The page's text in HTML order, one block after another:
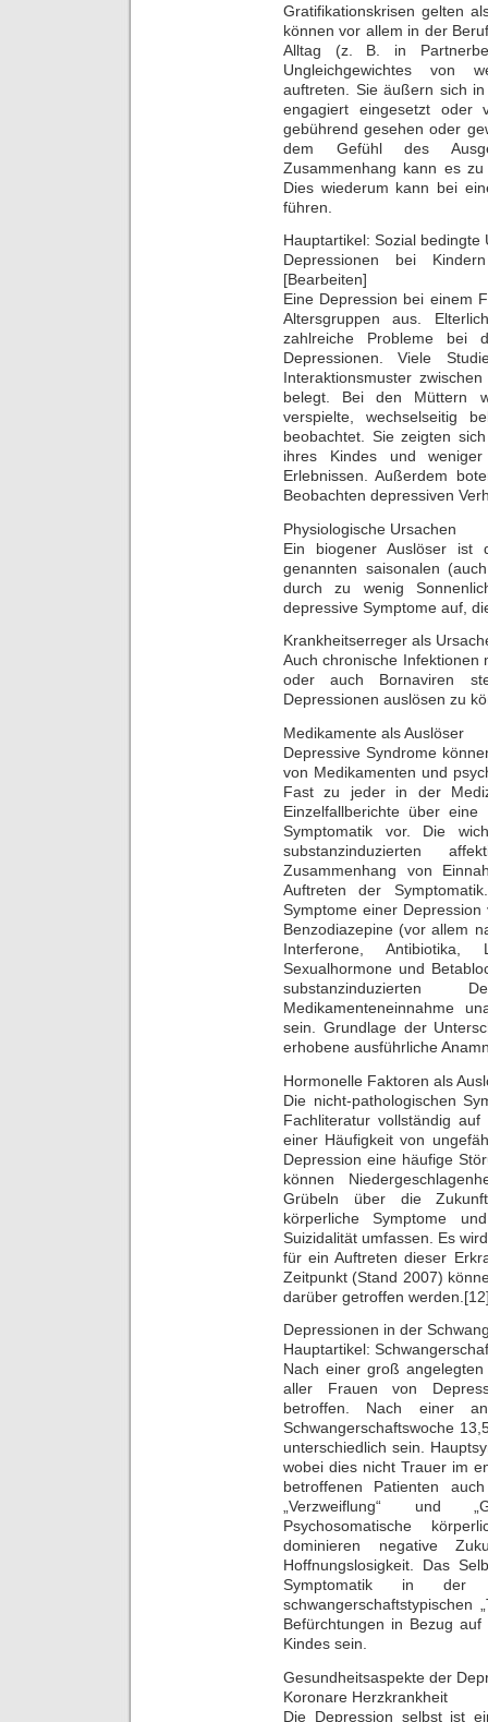
Gratifikationskrisen gelten
können vor allem in der
Alltag (z. B. in
Ungleichgewichtes von
auftreten. Sie äußern sich
engagiert eingesetzt oder
gebührend gesehen oder
dem Gefühl des
Zusammenhang kann es
Dies wiederum kann bei
führen.
Hauptartikel: Sozial
Depressionen bei
[Bearbeiten]
Eine Depression bei einem
Altersgruppen aus.
zahlreiche Probleme bei
Depressionen. Viele
Interaktionsmuster
belegt. Bei den Müttern
verspielte, wechselseitig
beobachtet. Sie zeigten
ihres Kindes und
Erlebnissen. Außerdem
Beobachten depressiven
Physiologische Ursachen
Ein biogener Auslöser ist
genannten saisonalen
durch zu wenig
depressive Symptome auf,
Krankheitserreger als
Auch chronische Infektionen
oder auch Bornaviren
Depressionen auslösen zu
Medikamente als Auslöser
Depressive Syndrome
von Medikamenten und
Fast zu jeder in der
Einzelfallberichte über
Symptomatik vor. Die
substanzinduzierten
Zusammenhang von
Auftreten der
Symptome einer
Benzodiazepine (vor allem
Interferone, Antibiotika,
Sexualhormone und
Medikamenteneinnahme
sein. Grundlage der
erhobene ausführliche
Hormonelle Faktoren als
Die nicht-pathologischen
Fachliteratur vollständig
einer Häufigkeit von
Depression eine häufige
können
Grübeln über die
körperliche Symptome
Suizidalität umfassen. Es
für ein Auftreten dieser
Zeitpunkt (Stand 2007)
darüber getroffen
Depressionen in der
Hauptartikel:
Nach einer groß
aller Frauen von
betroffen. Nach einer
Schwangerschaftswoche
unterschiedlich sein.
wobei dies nicht Trauer im
betroffenen Patienten
„Verzweiflung“ und
Psychosomatische
dominieren negative
Hoffnungslosigkeit. Das
Symptomatik in der
schwangerschaftstypischen
Befürchtungen in Bezug
Kindes sein.
Gesundheitsaspekte der
Koronare Herzkrankheit
Die Depression selbst ist